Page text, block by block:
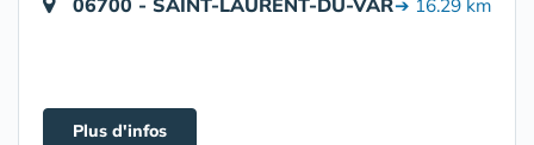
06700 - SAINT-LAURENT-DU-VAR➔ 16.29 km
Plus d'infos